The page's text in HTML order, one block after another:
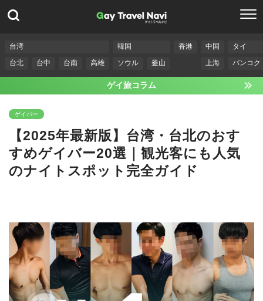
台湾
台北
台中 台南 高雄
韓国
ソウル
釜山
香港
中国
上海
タイ
バンコク
ゲイ旅コラム
ゲイバー
【2025年最新版】台湾・台北のおす
すめゲイバー20選｜観光客にも人気
のナイトスポット完全ガイド